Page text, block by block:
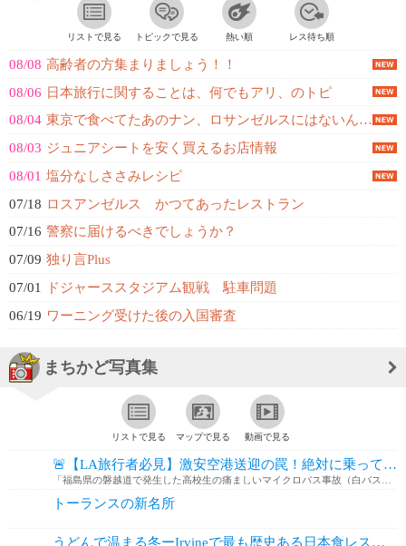
リストで見る トピックで見る 熱い順 レス待ち順
08/08 高齢者の方集まりましょう！！
08/06 日本旅行に関することは、何でもアリ、のトピ
08/04 東京で食べてたあのナン、ロサンゼルスにはないんでしょうか？
08/03 ジュニアシートを安く買えるお店情報
08/01 塩分なしささみレシピ
07/18 ロスアンゼルス かつてあったレストラン
07/16 警察に届けるべきでしょうか？
07/09 独り言Plus
07/01
ドジャーススタジアム観戦 駐車問題
06/19 ワーニング受けた後の入国審査
まちかど写真集
リストで見る マップで見る 動画で見る
🚨【LA旅行者必見】激安空港送迎の罠！絶対に乗ってはいけない白タクの恐ろしい...
トーランスの新名所
うどんで温まる冬ーIrvineで最も歴史ある日本食レストラン Taiko J...